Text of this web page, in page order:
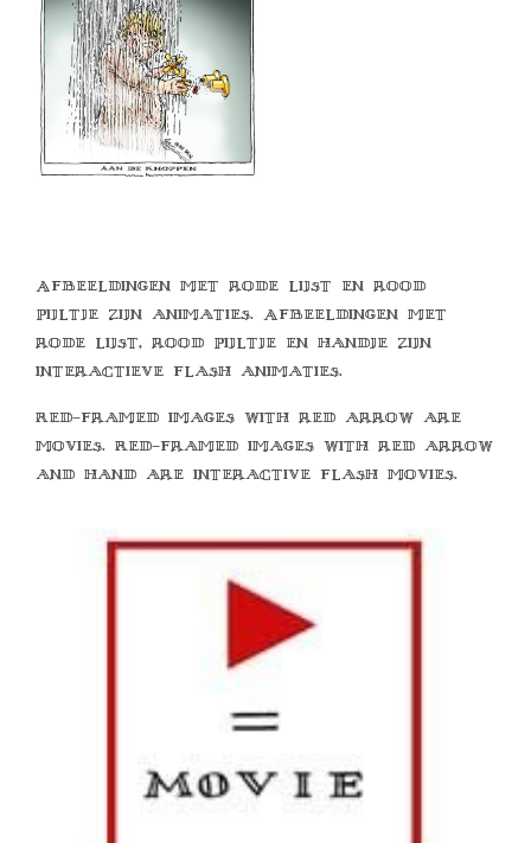
Afbeeldingen met rode lijst en rood
pijltje zijn animaties. Afbeeldingen met
rode lijst, rood pijltje en handje zijn
interactieve flash animaties.
Red-framed images with red arrow are
movies. Red-framed images with red arrow
and hand are interactive flash movies.